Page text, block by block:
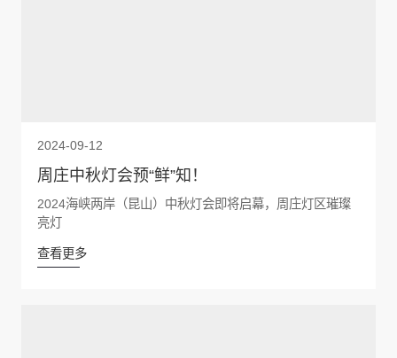
2024-09-12
周庄中秋灯会预“鲜”知！
2024海峡两岸（昆山）中秋灯会即将启幕，周庄灯区璀璨
亮灯
查看更多